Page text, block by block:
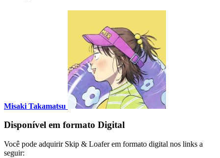
Misaki Takamatsu
Disponível em formato Digital
Você pode adquirir Skip & Loafer em formato digital nos links a
seguir: